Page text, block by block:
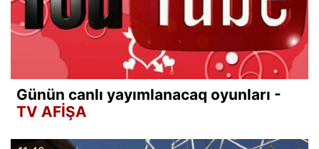
Günün canlı yayımlanacaq oyunları -
TV AFİŞA